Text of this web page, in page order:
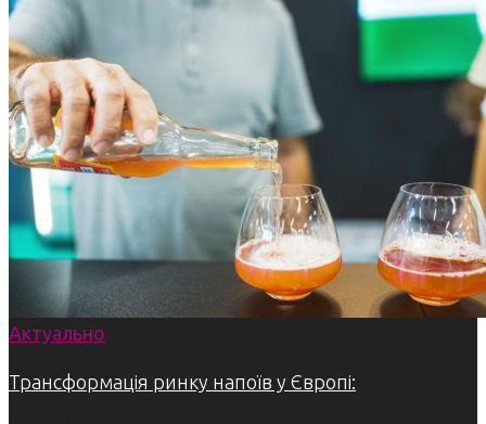
Актуально
Трансформація ринку напоїв у Європі: